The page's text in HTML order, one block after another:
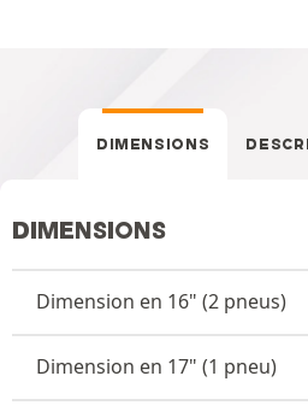
DIMENSIONS
DIMENSIONS
Dimension en 16" (2 pneus)
Dimension en 17" (1 pneu)